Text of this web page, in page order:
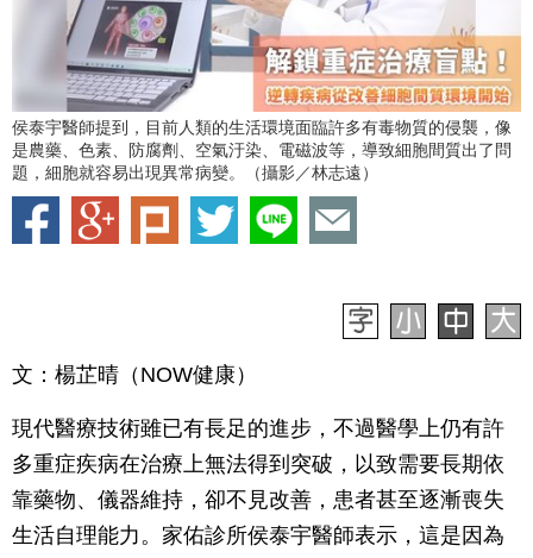
侯泰宇醫師提到，目前人類的生活環境面臨許多有毒物質的侵襲，像
是農藥、色素、防腐劑、空氣汙染、電磁波等，導致細胞間質出了問
題，細胞就容易出現異常病變。（攝影／林志遠）
文：楊芷晴（NOW健康）
現代醫療技術雖已有長足的進步，不過醫學上仍有許
多重症疾病在治療上無法得到突破，以致需要長期依
靠藥物、儀器維持，卻不見改善，患者甚至逐漸喪失
生活自理能力。家佑診所侯泰宇醫師表示，這是因為